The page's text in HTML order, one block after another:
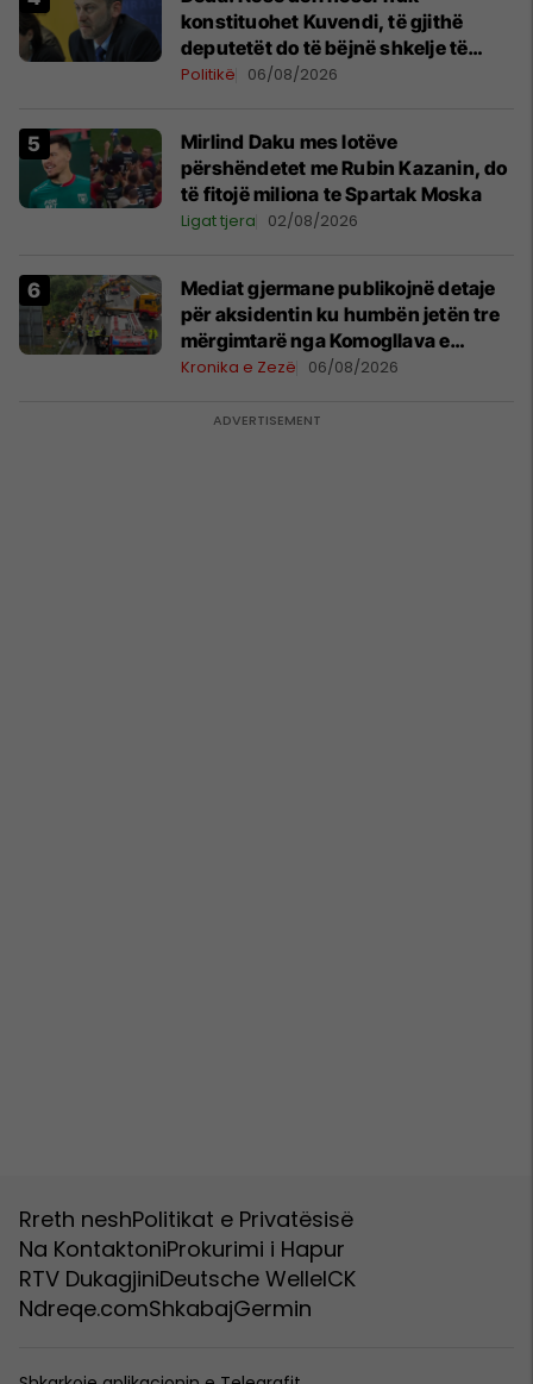
konstituohet Kuvendi, të gjithë
deputetët do të bëjnë shkelje të
rëndë kushtetuese
Politikë 06/08/2026
Mirlind Daku mes lotëve
përshëndetet me Rubin Kazanin, do
të fitojë miliona te Spartak Moska
Ligat tjera 02/08/2026
Mediat gjermane publikojnë detaje
për aksidentin ku humbën jetën tre
mërgimtarë nga Komogllava e
Ferizajt
Kronika e Zezë 06/08/2026
Rreth neshPolitikat e Privatësisë
Na KontaktoniProkurimi i Hapur
RTV DukagjiniDeutsche WelleICK
Ndreqe.comShkabajGermin